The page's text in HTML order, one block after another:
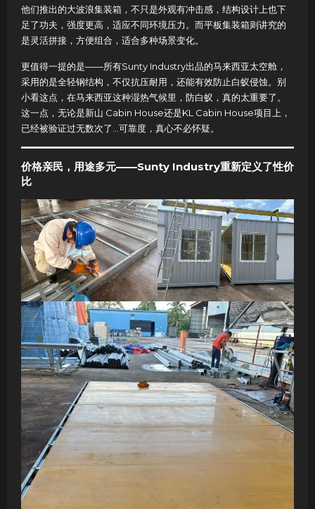
他们推出的大波浪集装箱，不只是外观有冲击感，结构设计上也下
足了功夫，强度更高，适应不同环境压力。而平板集装箱则讲究的
是灵活拼接，方便组合，适合多种场景变化。
更值得一提的是——所有Sunty Industry出品的马来西亚太空舱，
采用的是全轻钢结构，不仅抗压耐用，还能有效防止白蚁侵蚀。别
小看这点，在马来西亚这种湿热气候里，防白蚁，真的太重要了。
这一点，无论是新山 Cabin House还是KL Cabin House项目上，
已经被验证过无数次了…可靠度，真心不必怀疑。
价格亲民，用途多元——Sunty Industry重新定义了性价
比